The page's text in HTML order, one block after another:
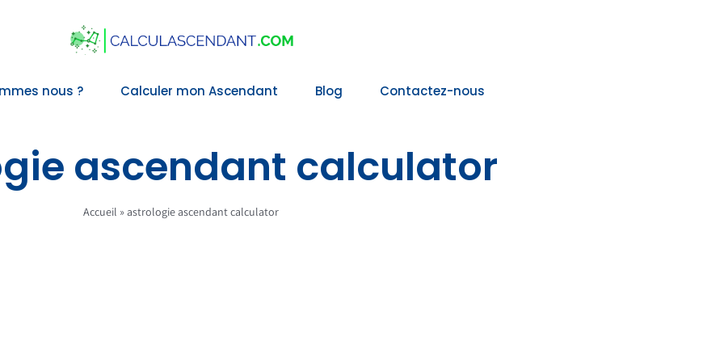
nous ? Calculer mon Ascendant Blog Contactez-nous
ascendant calculator
Accueil »astrologie ascendant calculator